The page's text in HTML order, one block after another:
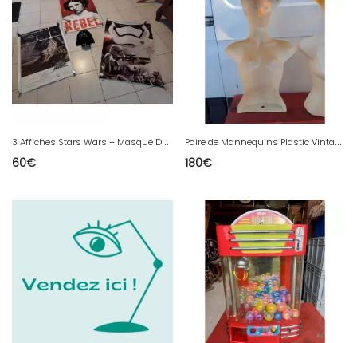
3
Affiches Stars Wars + Masque Dark Vador
60€
P
aire de Mannequins Plastic Vintage : Farmino
180€